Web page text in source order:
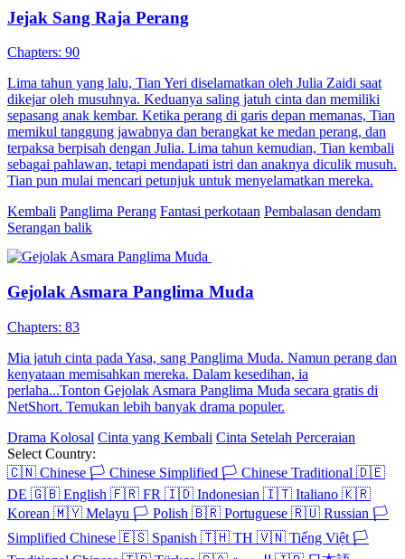
Jejak Sang Raja Perang
Chapters: 90
Lima tahun yang lalu, Tian Yeri diselamatkan oleh Julia Zaidi saat
dikejar oleh musuhnya. Keduanya saling jatuh cinta dan memiliki
sepasang anak kembar. Ketika perang di garis depan memanas, Tian
memikul tanggung jawabnya dan berangkat ke medan perang, dan
terpaksa berpisah dengan Julia. Lima tahun kemudian, Tian kembali
sebagai pahlawan, tetapi mendapati istri dan anaknya diculik musuh.
Tian pun mulai mencari petunjuk untuk menyelamatkan mereka.
Kembali Panglima Perang Fantasi perkotaan Pembalasan dendam
Serangan balik
Gejolak Asmara Panglima Muda
Chapters: 83
Mia jatuh cinta pada Yasa, sang Panglima Muda. Namun perang dan
kenyataan memisahkan mereka. Dalam kesedihan, ia
perlaha...Tonton Gejolak Asmara Panglima Muda secara gratis di
NetShort. Temukan lebih banyak drama populer.
Drama Kolosal Cinta yang Kembali Cinta Setelah Perceraian
Select Country:
🇨🇳 Chinese 🏳️ Chinese Simplified 🏳️ Chinese Traditional 🇩🇪
DE 🇬🇧 English 🇫🇷 FR 🇮🇩 Indonesian 🇮🇹 Italiano 🇰🇷
Korean 🇲🇾 Melayu 🏳️ Polish 🇧🇷 Portuguese 🇷🇺 Russian 🏳️
Simplified Chinese 🇪🇸 Spanish 🇹🇭 TH 🇻🇳 Tiếng Việt 🏳️